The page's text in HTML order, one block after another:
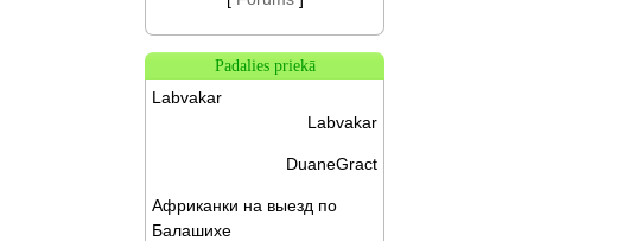
Padalies priekā
Labvakar
Labvakar
DuaneGract
Африканки на выезд по
Балашихе